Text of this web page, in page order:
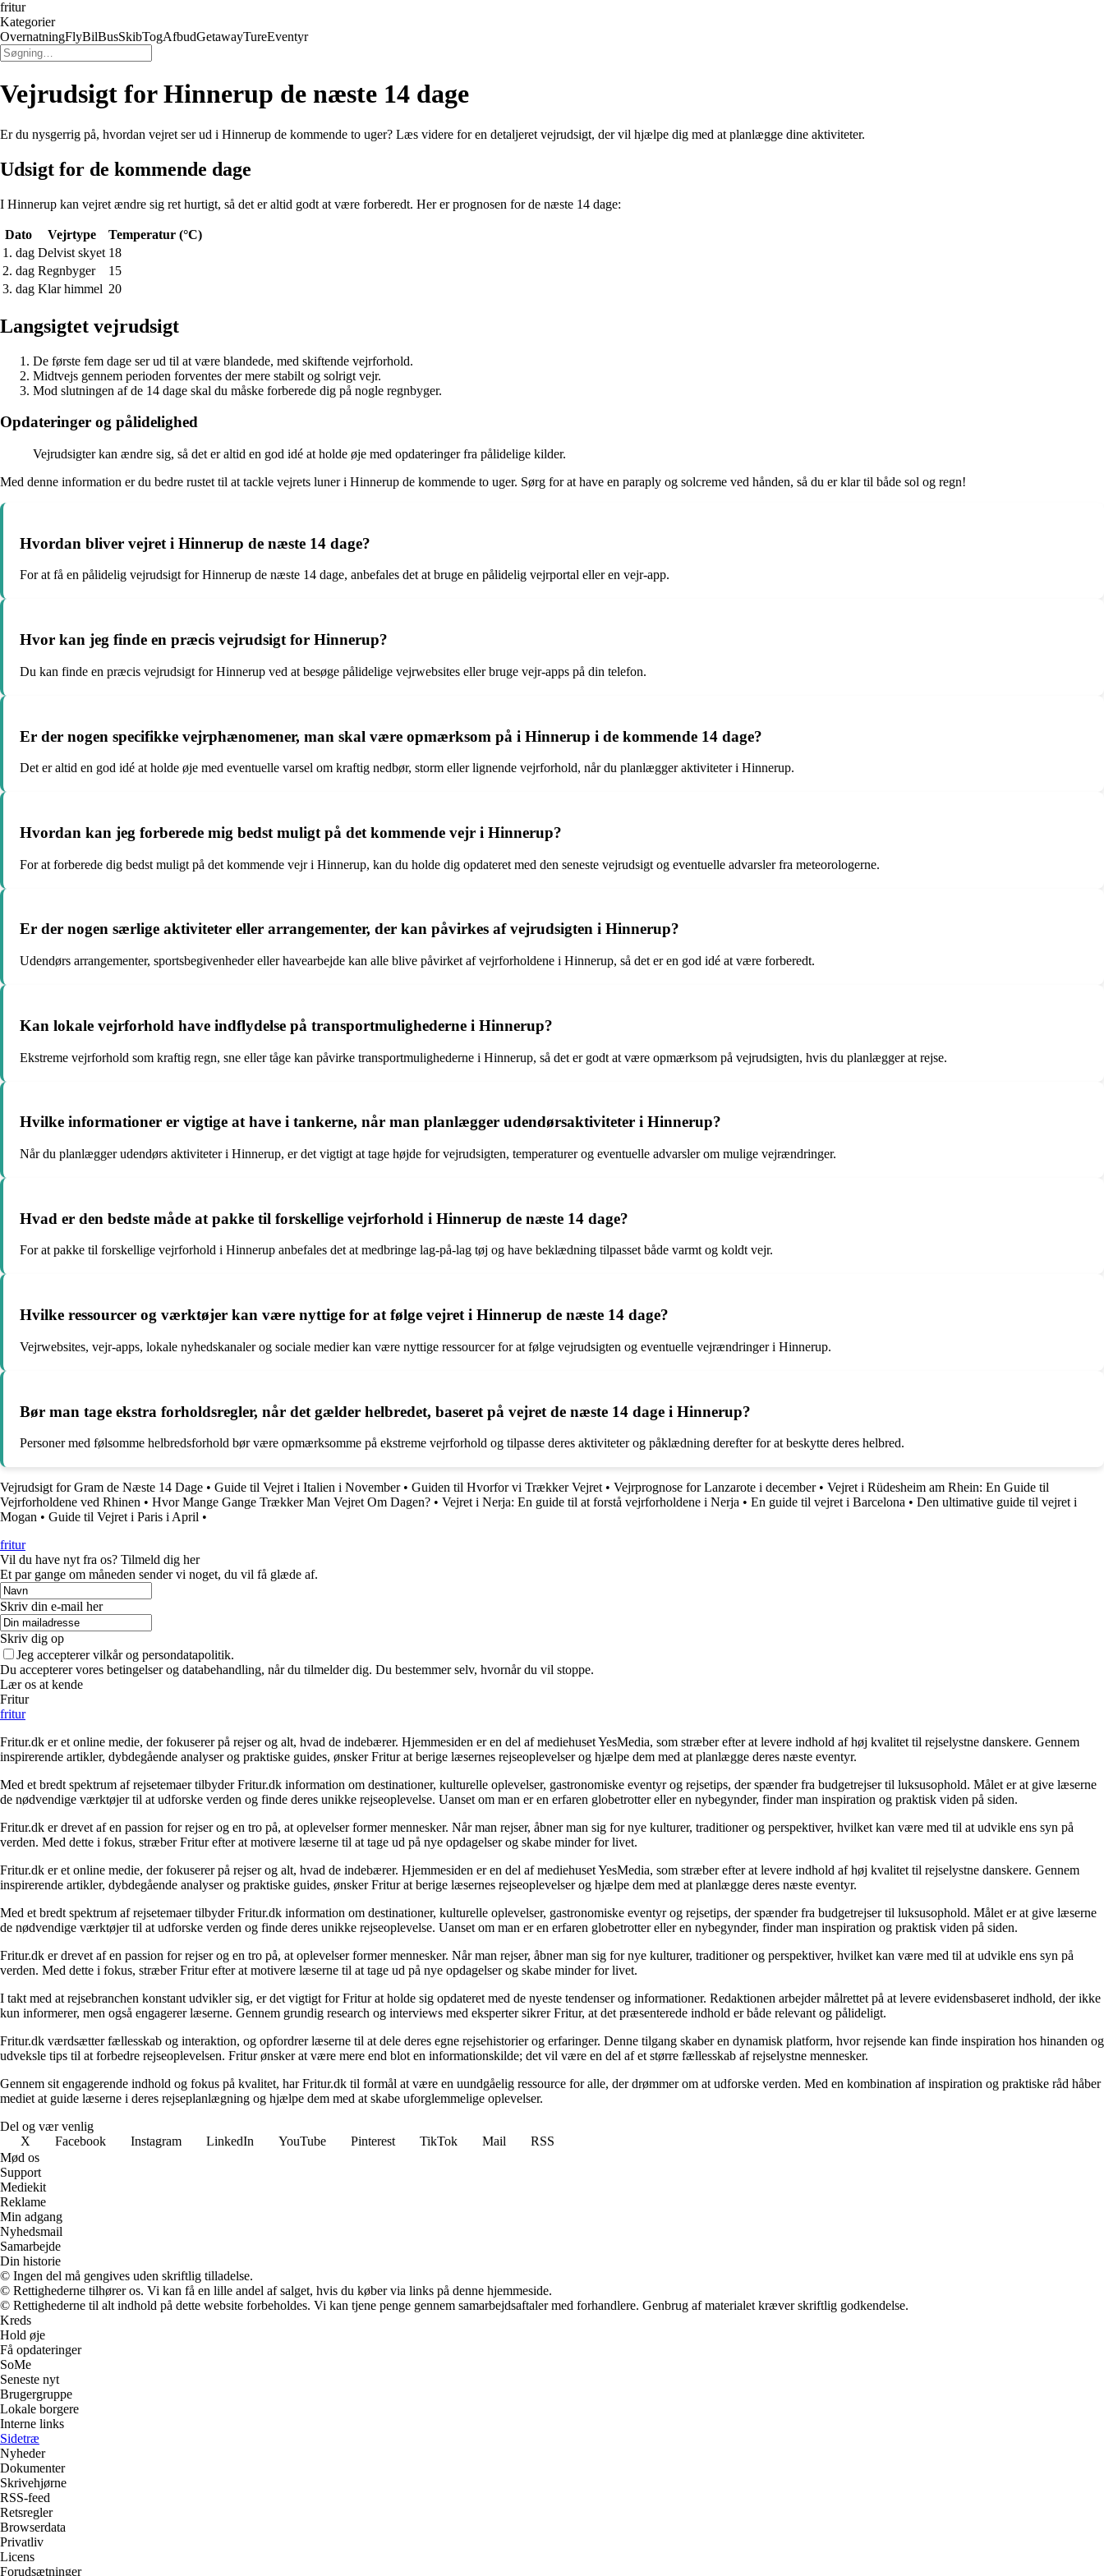
fritur
Kategorier
OvernatningFlyBilBusSkibTogAfbudGetawayTureEventyr
Vejrudsigt for Hinnerup de næste 14 dage
Er du nysgerrig på, hvordan vejret ser ud i Hinnerup de kommende to uger? Læs videre for en detaljeret vejrudsigt, der vil hjælpe dig med at planlægge dine aktiviteter.
Udsigt for de kommende dage
I Hinnerup kan vejret ændre sig ret hurtigt, så det er altid godt at være forberedt. Her er prognosen for de næste 14 dage:
Dato Vejrtype
Temperatur (°C)
1. dag Delvist skyet 18
2. dag Regnbyger
15
3. dag Klar himmel 20
Langsigtet vejrudsigt
De første fem dage ser ud til at være blandede, med skiftende vejrforhold.
Midtvejs gennem perioden forventes der mere stabilt og solrigt vejr.
Mod slutningen af de 14 dage skal du måske forberede dig på nogle regnbyger.
Opdateringer og pålidelighed
Vejrudsigter kan ændre sig, så det er altid en god idé at holde øje med opdateringer fra pålidelige kilder.
Med denne information er du bedre rustet til at tackle vejrets luner i Hinnerup de kommende to uger. Sørg for at have en paraply og solcreme ved hånden, så du er klar til både sol og regn!
Hvordan bliver vejret i Hinnerup de næste 14 dage?
For at få en pålidelig vejrudsigt for Hinnerup de næste 14 dage, anbefales det at bruge en pålidelig vejrportal eller en vejr-app.
Hvor kan jeg finde en præcis vejrudsigt for Hinnerup?
Du kan finde en præcis vejrudsigt for Hinnerup ved at besøge pålidelige vejrwebsites eller bruge vejr-apps på din telefon.
Er der nogen specifikke vejrphænomener, man skal være opmærksom på i Hinnerup i de kommende 14 dage?
Det er altid en god idé at holde øje med eventuelle varsel om kraftig nedbør, storm eller lignende vejrforhold, når du planlægger aktiviteter i Hinnerup.
Hvordan kan jeg forberede mig bedst muligt på det kommende vejr i Hinnerup?
For at forberede dig bedst muligt på det kommende vejr i Hinnerup, kan du holde dig opdateret med den seneste vejrudsigt og eventuelle advarsler fra meteorologerne.
Er der nogen særlige aktiviteter eller arrangementer, der kan påvirkes af vejrudsigten i Hinnerup?
Udendørs arrangementer, sportsbegivenheder eller havearbejde kan alle blive påvirket af vejrforholdene i Hinnerup, så det er en god idé at være forberedt.
Kan lokale vejrforhold have indflydelse på transportmulighederne i Hinnerup?
Ekstreme vejrforhold som kraftig regn, sne eller tåge kan påvirke transportmulighederne i Hinnerup, så det er godt at være opmærksom på vejrudsigten, hvis du planlægger at rejse.
Hvilke informationer er vigtige at have i tankerne, når man planlægger udendørsaktiviteter i Hinnerup?
Når du planlægger udendørs aktiviteter i Hinnerup, er det vigtigt at tage højde for vejrudsigten, temperaturer og eventuelle advarsler om mulige vejrændringer.
Hvad er den bedste måde at pakke til forskellige vejrforhold i Hinnerup de næste 14 dage?
For at pakke til forskellige vejrforhold i Hinnerup anbefales det at medbringe lag-på-lag tøj og have beklædning tilpasset både varmt og koldt vejr.
Hvilke ressourcer og værktøjer kan være nyttige for at følge vejret i Hinnerup de næste 14 dage?
Vejrwebsites, vejr-apps, lokale nyhedskanaler og sociale medier kan være nyttige ressourcer for at følge vejrudsigten og eventuelle vejrændringer i Hinnerup.
Bør man tage ekstra forholdsregler, når det gælder helbredet, baseret på vejret de næste 14 dage i Hinnerup?
Personer med følsomme helbredsforhold bør være opmærksomme på ekstreme vejrforhold og tilpasse deres aktiviteter og påklædning derefter for at beskytte deres helbred.
Vejrudsigt for Gram de Næste 14 Dage • Guide til Vejret i Italien i November• Guiden til Hvorfor vi Trækker Vejret • Vejrprognose for Lanzarote i december• Vejret i Rüdesheim am Rhein: En Guide til
Vejrforholdene ved Rhinen • Hvor Mange Gange Trækker Man Vejret Om Dagen? • Vejret i Nerja: En guide til at forstå vejrforholdene i Nerja • En guide til vejret i Barcelona • Den ultimative guide til vejret i
Mogan • Guide til Vejret i Paris i April •
fritur
Vil du have nyt fra os? Tilmeld dig her
Et par gange om måneden sender vi noget, du vil få glæde af.
Skriv din e-mail her
Skriv dig op
Jeg accepterer vilkår og persondatapolitik.
Du accepterer vores betingelser og databehandling, når du tilmelder dig. Du bestemmer selv, hvornår du vil stoppe.
Lær os at kende
Fritur
fritur
Fritur.dk er et online medie, der fokuserer på rejser og alt, hvad de indebærer. Hjemmesiden er en del af mediehuset YesMedia, som stræber efter at levere indhold af høj kvalitet til rejselystne danskere. Gennem
inspirerende artikler, dybdegående analyser og praktiske guides, ønsker Fritur at berige læsernes rejseoplevelser og hjælpe dem med at planlægge deres næste eventyr.
Med et bredt spektrum af rejsetemaer tilbyder Fritur.dk information om destinationer, kulturelle oplevelser, gastronomiske eventyr og rejsetips, der spænder fra budgetrejser til luksusophold. Målet er at give læserne
de nødvendige værktøjer til at udforske verden og finde deres unikke rejseoplevelse. Uanset om man er en erfaren globetrotter eller en nybegynder, finder man inspiration og praktisk viden på siden.
Fritur.dk er drevet af en passion for rejser og en tro på, at oplevelser former mennesker. Når man rejser, åbner man sig for nye kulturer, traditioner og perspektiver, hvilket kan være med til at udvikle ens syn på
verden. Med dette i fokus, stræber Fritur efter at motivere læserne til at tage ud på nye opdagelser og skabe minder for livet.
Fritur.dk er et online medie, der fokuserer på rejser og alt, hvad de indebærer. Hjemmesiden er en del af mediehuset YesMedia, som stræber efter at levere indhold af høj kvalitet til rejselystne danskere. Gennem
inspirerende artikler, dybdegående analyser og praktiske guides, ønsker Fritur at berige læsernes rejseoplevelser og hjælpe dem med at planlægge deres næste eventyr.
Med et bredt spektrum af rejsetemaer tilbyder Fritur.dk information om destinationer, kulturelle oplevelser, gastronomiske eventyr og rejsetips, der spænder fra budgetrejser til luksusophold. Målet er at give læserne
de nødvendige værktøjer til at udforske verden og finde deres unikke rejseoplevelse. Uanset om man er en erfaren globetrotter eller en nybegynder, finder man inspiration og praktisk viden på siden.
Fritur.dk er drevet af en passion for rejser og en tro på, at oplevelser former mennesker. Når man rejser, åbner man sig for nye kulturer, traditioner og perspektiver, hvilket kan være med til at udvikle ens syn på
verden. Med dette i fokus, stræber Fritur efter at motivere læserne til at tage ud på nye opdagelser og skabe minder for livet.
I takt med at rejsebranchen konstant udvikler sig, er det vigtigt for Fritur at holde sig opdateret med de nyeste tendenser og informationer. Redaktionen arbejder målrettet på at levere evidensbaseret indhold, der ikke
kun informerer, men også engagerer læserne. Gennem grundig research og interviews med eksperter sikrer Fritur, at det præsenterede indhold er både relevant og pålideligt.
Fritur.dk værdsætter fællesskab og interaktion, og opfordrer læserne til at dele deres egne rejsehistorier og erfaringer. Denne tilgang skaber en dynamisk platform, hvor rejsende kan finde inspiration hos hinanden og
udveksle tips til at forbedre rejseoplevelsen. Fritur ønsker at være mere end blot en informationskilde; det vil være en del af et større fællesskab af rejselystne mennesker.
Gennem sit engagerende indhold og fokus på kvalitet, har Fritur.dk til formål at være en uundgåelig ressource for alle, der drømmer om at udforske verden. Med en kombination af inspiration og praktiske råd håber
mediet at guide læserne i deres rejseplanlægning og hjælpe dem med at skabe uforglemmelige oplevelser.
Del og vær venlig
X
Facebook Instagram LinkedIn YouTube Pinterest TikTok Mail
RSS
Mød os
Support
Mediekit
Reklame
Min adgang
Nyhedsmail
Samarbejde
Din historie
© Ingen del må gengives uden skriftlig tilladelse.
© Rettighederne tilhører os. Vi kan få en lille andel af salget, hvis du køber via links på denne hjemmeside.
© Rettighederne til alt indhold på dette website forbeholdes. Vi kan tjene penge gennem samarbejdsaftaler med forhandlere. Genbrug af materialet kræver skriftlig godkendelse.
Kreds
Hold øje
Få opdateringer
SoMe
Seneste nyt
Brugergruppe
Lokale borgere
Interne links
Sidetræ
Nyheder
Dokumenter
Skrivehjørne
RSS-feed
Retsregler
Browserdata
Privatliv
Licens
Forudsætninger